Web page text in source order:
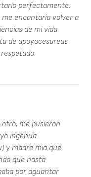
perfectamente.
encantaría volver a
de mi vida.
de apoyocesareas
me pusieron
ingenua
y madre mia que
que hasta
por aguantar